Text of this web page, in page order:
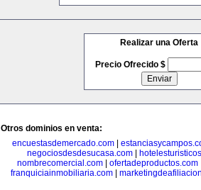
Realizar una Oferta
Precio Ofrecido $
Otros dominios en venta:
encuestasdemercado.com
negociosdesdesucasa.com
nombrecomercial.com
ofertadeproductos.com
franquiciainmobiliaria.com